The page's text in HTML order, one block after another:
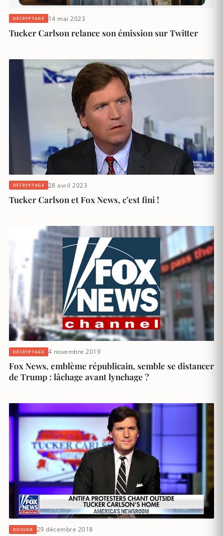
DÉCRYPTAGE 14 mai 2023
Tucker Carlson relance son émission sur Twitter
DÉCRYPTAGE 28 avril 2023
Tucker Carlson et Fox News, c’est fini !
DÉCRYPTAGE 4 novembre 2019
Fox News, emblème républicain, semble se distancer
de Trump : lâchage avant lynchage ?
DOSSIER 29 décembre 2018